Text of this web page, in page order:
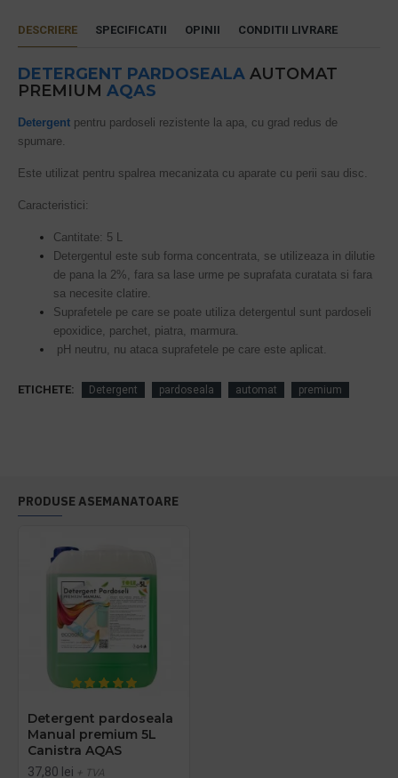
DESCRIERE SPECIFICATII OPINII CONDITII LIVRARE
DETERGENT PARDOSEALA AUTOMAT
PREMIUM AQAS
Detergent pentru pardoseli rezistente la apa, cu grad redus de
spumare.
Este utilizat pentru spalrea mecanizata cu aparate cu perii sau disc.
Caracteristici:
Cantitate: 5 L
Detergentul este sub forma concentrata, se utilizeaza in dilutie
de pana la 2%, fara sa lase urme pe suprafata curatata si fara
sa necesite clatire.
Suprafetele pe care se poate utiliza detergentul sunt pardoseli
epoxidice, parchet, piatra, marmura.
pH neutru, nu ataca suprafetele pe care este aplicat.
ETICHETE: Detergent pardoseala automat premium
PRODUSE ASEMANATOARE
Detergent pardoseala
Manual premium 5L
Canistra AQAS
37,80 lei + TVA